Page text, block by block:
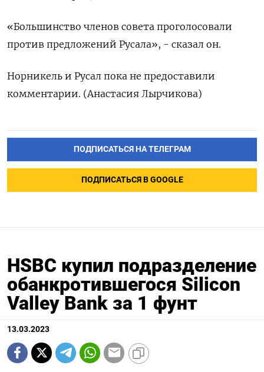
«Большинство членов совета проголосовали
против предложений Русала», - сказал он.
Норникель и Русал пока не предоставили
комментарии. (Анастасия Лырчикова)
ПОДПИСАТЬСЯ НА ТЕЛЕГРАМ
ПОДПИСАТЬСЯ В GOOGLE
HSBC купил подразделение
обанкротившегося Silicon
Valley Bank за 1 фунт
13.03.2023